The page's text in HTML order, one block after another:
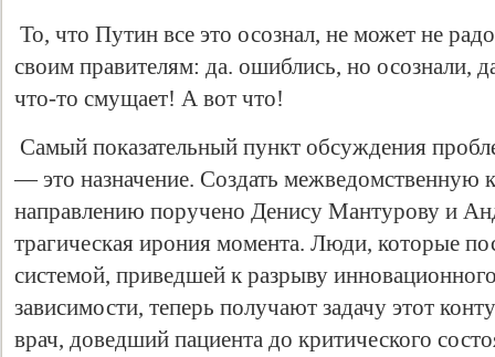
То, что Путин все это осознал, не может не
своим правителям: да. ошиблись, но осознали,
что-то смущает! А вот что!
Самый показательный пункт обсуждения
— это назначение. Создать
направлению поручено Денису Мантурову и
трагическая ирония момента. Люди, которые
системой, приведшей к разрыву
зависимости, теперь получают задачу этот
врач, доведший пациента до критического